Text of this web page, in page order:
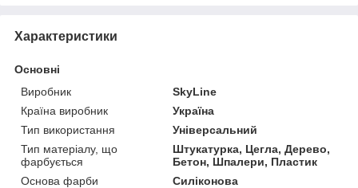
Характеристики
Основні
Виробник
SkyLine
Країна виробник
Україна
Тип використання
Універсальний
Тип матеріалу, що
фарбується
Штукатурка, Цегла, Дерево,
Бетон, Шпалери, Пластик
Основа фарби
Силіконова